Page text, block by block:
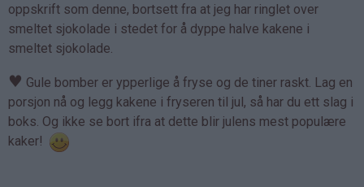
oppskrift som denne, bortsett fra at jeg har ringlet over
smeltet sjokolade i stedet for å dyppe halve kakene i
smeltet sjokolade.
♥ Gule bomber er ypperlige å fryse og de tiner raskt. Lag en
porsjon nå og legg kakene i fryseren til jul, så har du ett slag i
boks. Og ikke se bort ifra at dette blir julens mest populære
kaker!